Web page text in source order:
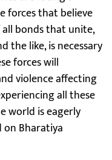
forces that believe
bonds that unite,
the like, is necessary
forces will
violence affecting
all these
world is eagerly
Bharatiya